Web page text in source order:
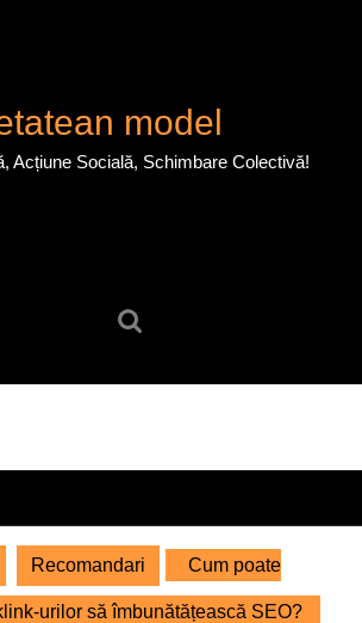
model
Acțiune Socială, Schimbare Colectivă!
Recomandari Cum poate
urilor să îmbunătățească SEO?